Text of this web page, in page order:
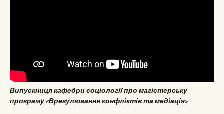
Випускниця кафедри соціології про магістерську
програму «Врегулювання конфліктів та медіація»